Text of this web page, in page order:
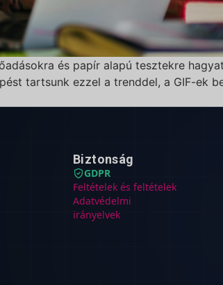
és papír alapú tesztekre
tartsunk ezzel a trenddel, a GIF-ek
Biztonság
GDPR
Feltételek és feltételek
Adatvédelmi
irányelvek